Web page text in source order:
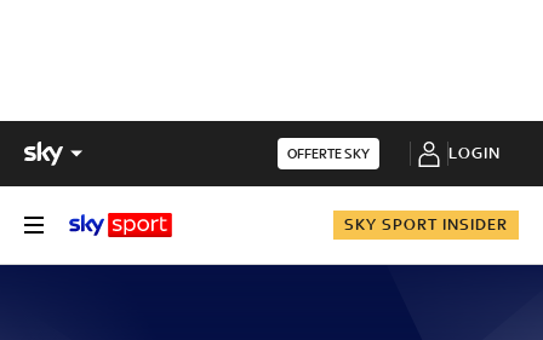
OFFERTE SKY LOGIN
SKY SPORT INSIDER